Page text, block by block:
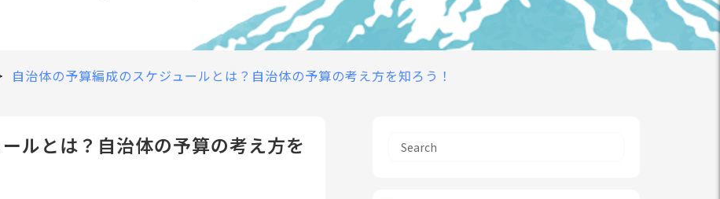
自治体の予算編成のスケジュールとは？自治体の予算の考え方を知ろう！
ルとは？自治体の予算の考え方を